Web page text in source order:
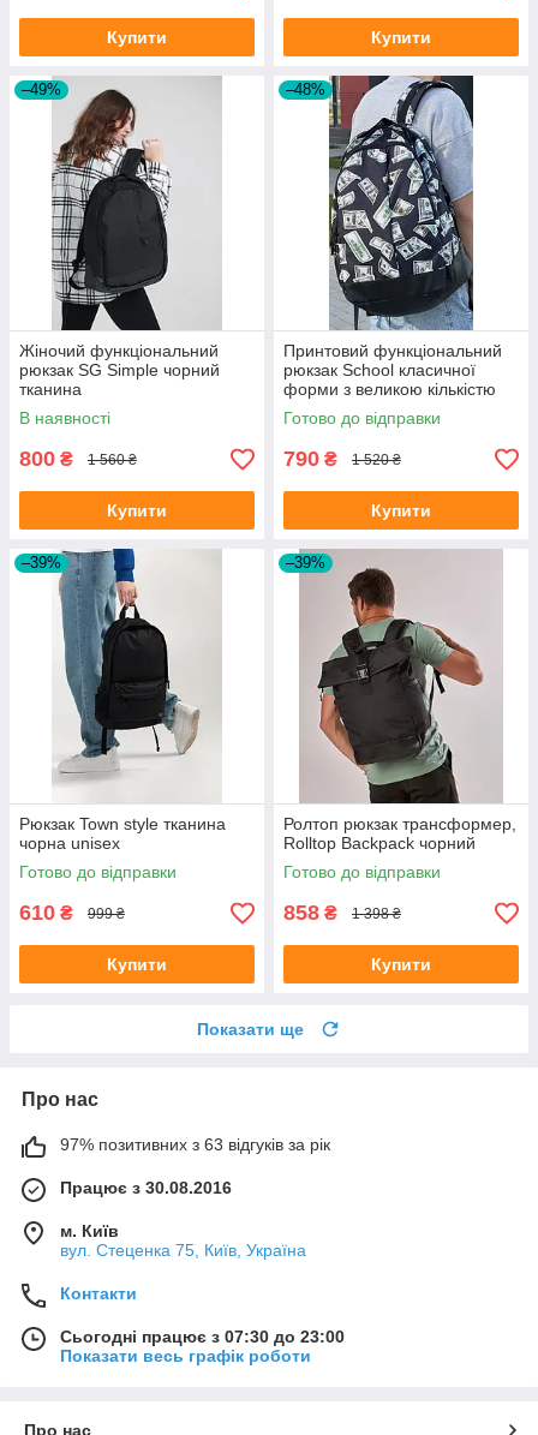
Купити Купити
–49%
Жіночий функціональний
рюкзак SG Simple чорний
тканина
В наявності
800 ₴ 1 560 ₴
Купити
–48%
Принтовий функціональний
рюкзак School класичної
форми з великою кількістю
відділень на 30л
Готово до відправки
790 ₴ 1 520 ₴
Купити
–39%
Рюкзак Town style тканина
чорна unisex
Готово до відправки
610 ₴ 999 ₴
Купити
–39%
Ролтоп рюкзак трансформер,
Rolltop Backpack чорний
Готово до відправки
858 ₴ 1 398 ₴
Купити
Показати ще
Про нас
97% позитивних з 63 відгуків за рік
Працює з 30.08.2016
м. Київ
вул. Стеценка 75, Київ, Україна
Контакти
Сьогодні працює з 07:30 до 23:00
Показати весь графік роботи
Про нас